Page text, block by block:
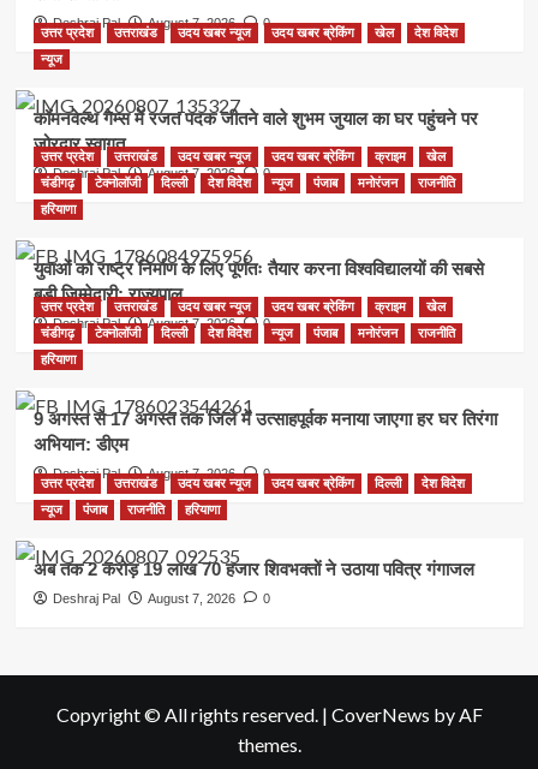
Deshraj Pal August 7, 2026 0
उत्तर प्रदेश उत्तराखंड उदय खबर न्यूज उदय खबर ब्रेकिंग खेल
देश विदेश
न्यूज
कॉमनवेल्थ गेम्स में रजत पदक जीतने वाले शुभम जुयाल का घर पहुंचने पर
जोरदार स्वागत
Deshraj Pal August 7, 2026 0
उत्तर प्रदेश उत्तराखंड उदय खबर न्यूज उदय खबर ब्रेकिंग क्राइम
खेल
चंडीगढ़
टेक्नोलॉजी दिल्ली देश विदेश न्यूज पंजाब मनोरंजन
राजनीति
हरियाणा
युवाओं को राष्ट्र निर्माण के लिए पूर्णतः तैयार करना विश्वविद्यालयों की सबसे
बड़ी जिम्मेदारी: राज्यपाल
Deshraj Pal August 7, 2026 0
उत्तर प्रदेश उत्तराखंड उदय खबर न्यूज उदय खबर ब्रेकिंग क्राइम
खेल
चंडीगढ़
टेक्नोलॉजी दिल्ली देश विदेश न्यूज पंजाब मनोरंजन
राजनीति
हरियाणा
9 अगस्त से 17 अगस्त तक जिले में उत्साहपूर्वक मनाया जाएगा हर घर तिरंगा
अभियान: डीएम
Deshraj Pal August 7, 2026 0
उत्तर प्रदेश उत्तराखंड उदय खबर न्यूज उदय खबर ब्रेकिंग दिल्ली
देश विदेश
न्यूज
पंजाब राजनीति हरियाणा
अब तक 2 करोड़ 19 लाख 70 हजार शिवभक्तों ने उठाया पवित्र गंगाजल
Deshraj Pal August 7, 2026 0
Copyright © All rights reserved. | CoverNews by AF
themes.